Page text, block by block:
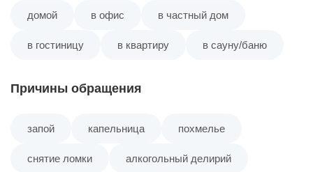
Посёлок Баскакова
Посёлок Беленина
Посёлок Дурино
Посёлок Ерёмина
домой в офис в частный дом
в гостиницу в квартиру в сауну/баню
Причины обращения
запой капельница похмелье
снятие ломки алкогольный делирий